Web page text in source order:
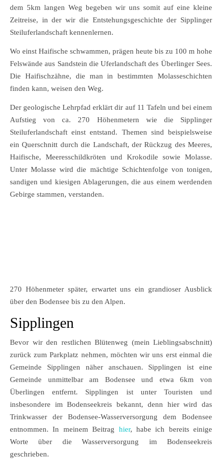
dem 5km langen Weg begeben wir uns somit auf eine kleine
Zeitreise, in der wir die Entstehungsgeschichte der Sipplinger
Steiluferlandschaft kennenlernen.
Wo einst Haifische schwammen, prägen heute bis zu 100 m hohe
Felswände aus Sandstein die Uferlandschaft des Überlinger Sees.
Die Haifischzähne, die man in bestimmten Molasseschichten
finden kann, weisen den Weg.
Der geologische Lehrpfad erklärt dir auf 11 Tafeln und bei einem
Aufstieg von ca. 270 Höhenmetern wie die Sipplinger
Steiluferlandschaft einst entstand. Themen sind beispielsweise
ein Querschnitt durch die Landschaft, der Rückzug des Meeres,
Haifische, Meeresschildkröten und Krokodile sowie Molasse.
Unter Molasse wird die mächtige Schichtenfolge von tonigen,
sandigen und kiesigen Ablagerungen, die aus einem werdenden
Gebirge stammen, verstanden.
270 Höhenmeter später, erwartet uns ein grandioser Ausblick
über den Bodensee bis zu den Alpen.
Sipplingen
Bevor wir den restlichen Blütenweg (mein Lieblingsabschnitt)
zurück zum Parkplatz nehmen, möchten wir uns erst einmal die
Gemeinde Sipplingen näher anschauen. Sipplingen ist eine
Gemeinde unmittelbar am Bodensee und etwa 6km von
Überlingen entfernt. Sipplingen ist unter Touristen und
insbesondere im Bodenseekreis bekannt, denn hier wird das
Trinkwasser der Bodensee-Wasserversorgung dem Bodensee
entnommen. In meinem Beitrag hier, habe ich bereits einige
Worte über die Wasserversorgung im Bodenseekreis
geschrieben.